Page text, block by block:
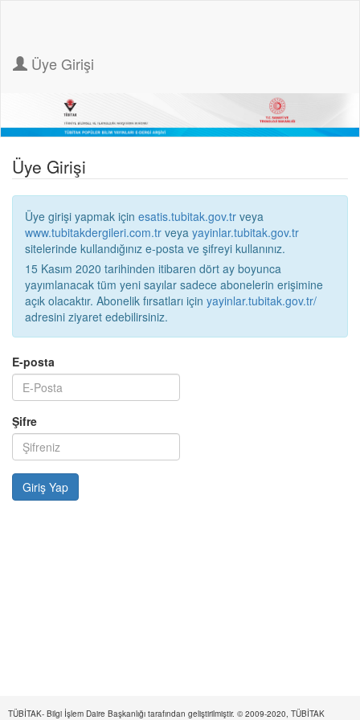
Üye Girişi
Üye Girişi
Üye girişi yapmak için esatis.tubitak.gov.tr veya
www.tubitakdergileri.com.tr veya yayinlar.tubitak.gov.tr
sitelerinde kullandığınız e-posta ve şifreyi kullanınız.
15 Kasım 2020 tarihinden itibaren dört ay boyunca
yayımlanacak tüm yeni sayılar sadece abonelerin erişimine
açık olacaktır. Abonelik fırsatları için yayinlar.tubitak.gov.tr/
adresini ziyaret edebilirsiniz.
E-posta
Şifre
TÜBİTAK- Bilgi İşlem Daire Başkanlığı tarafından geliştirilmiştir. © 2009-2020, TÜBİTAK